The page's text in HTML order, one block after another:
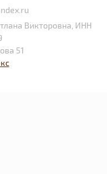
Викторовна, ИНН
51